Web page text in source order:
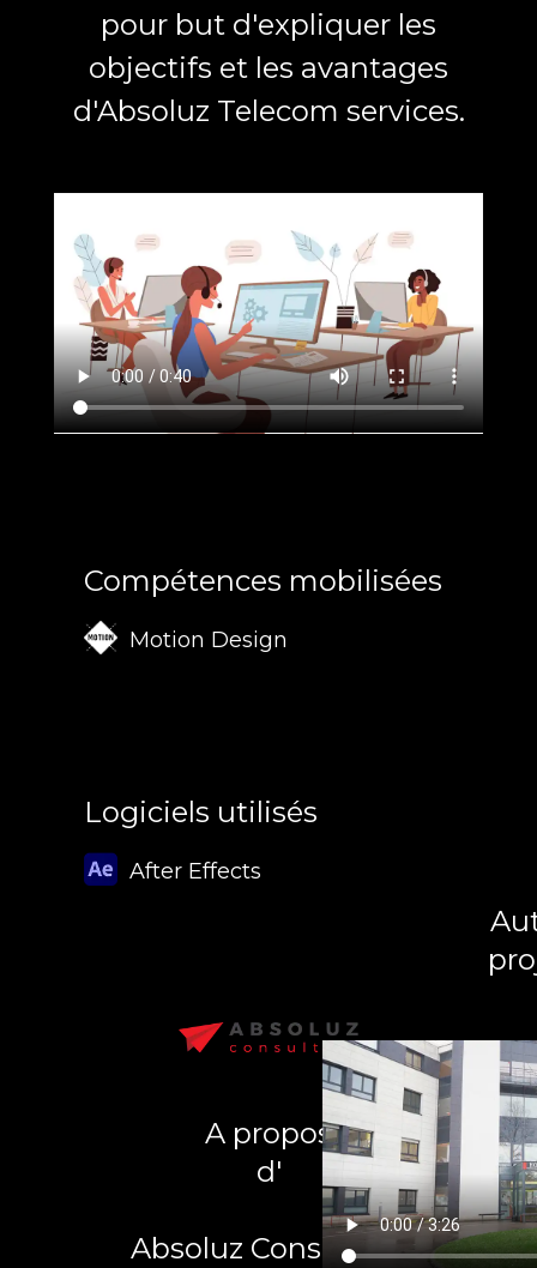
pour but d'expliquer les
objectifs et les avantages
d'Absoluz Telecom services.
Compétences mobilisées
Motion Design
Logiciels utilisés
After Effects
A propos
d'
Absoluz Consulting